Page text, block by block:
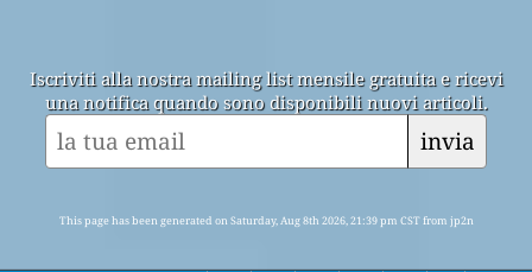
Iscriviti alla nostra mailing list mensile gratuita e ricevi
una notifica quando sono disponibili nuovi articoli.
invia
This page has been generated on Saturday, Aug 8th 2026, 21:39 pm CST from jp2n